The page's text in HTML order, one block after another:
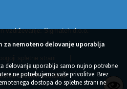
vzdrževanje: Sigmateh d.o.o.
osebnih podatkov |
za nemoteno delovanje uporablja
delovanje uporablja samo nujno potrebne
ne potrebujemo vaše privolitve. Brez
dostopa do spletne strani ne